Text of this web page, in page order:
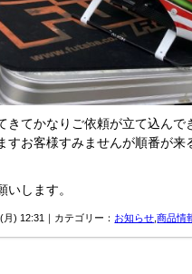
きてかなりご依頼が立て込んで
すお客様すみませんが順番が来
いします。
) 12:31｜カテゴリー： お知らせ ,商品情